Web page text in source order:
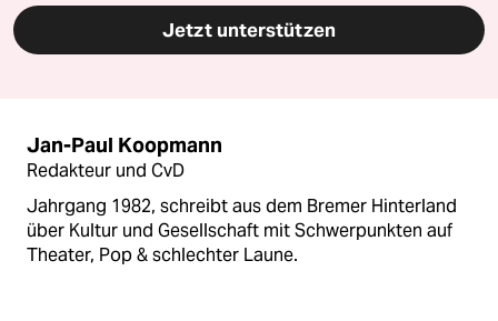
Jetzt unterstützen
Jan-Paul Koopmann
Redakteur und CvD
Jahrgang 1982, schreibt aus dem Bremer Hinterland
über Kultur und Gesellschaft mit Schwerpunkten auf
Theater, Pop & schlechter Laune.